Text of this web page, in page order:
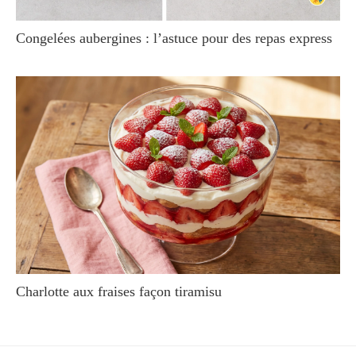
Congelées aubergines : l’astuce pour des repas express
Charlotte aux fraises façon tiramisu